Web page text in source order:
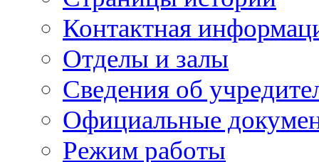
Контактная
Отделы и залы
Сведения об
Официальные
Режим работы